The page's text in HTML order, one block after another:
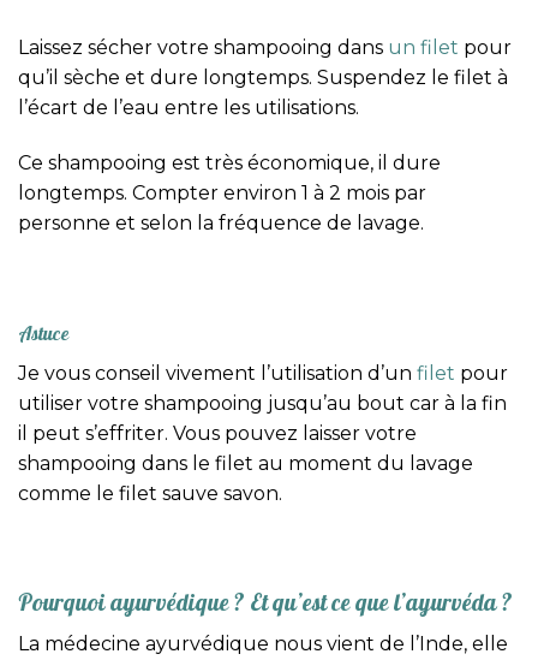
Laissez sécher votre shampooing dans un filet pour
qu’il sèche et dure longtemps. Suspendez le filet à
l’écart de l’eau entre les utilisations.
Ce shampooing est très économique, il dure
longtemps. Compter environ 1 à 2 mois par
personne et selon la fréquence de lavage.
Astuce
Je vous conseil vivement l’utilisation d’un filet pour
utiliser votre shampooing jusqu’au bout car à la fin
il peut s’effriter. Vous pouvez laisser votre
shampooing dans le filet au moment du lavage
comme le filet sauve savon.
Pourquoi ayurvédique ? Et qu’est ce que l’ayurvéda ?
La médecine ayurvédique nous vient de l’Inde, elle